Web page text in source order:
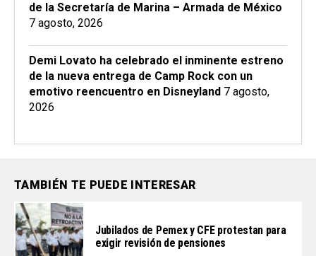
de la Secretaría de Marina – Armada de México
7 agosto, 2026
Demi Lovato ha celebrado el inminente estreno
de la nueva entrega de Camp Rock con un
emotivo reencuentro en Disneyland 7 agosto,
2026
TAMBIÉN TE PUEDE INTERESAR
Jubilados de Pemex y CFE protestan para
exigir revisión de pensiones